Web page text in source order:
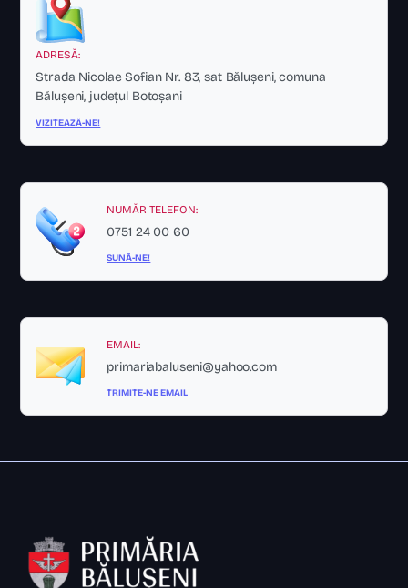
ADRESĂ:
Strada Nicolae Sofian Nr. 83, sat Bălușeni, comuna
Bălușeni, județul Botoșani
VIZITEAZĂ-NE!
NUMĂR TELEFON:
0751 24 00 60
SUNĂ-NE!
EMAIL:
primariabaluseni@yahoo.com
TRIMITE-NE EMAIL